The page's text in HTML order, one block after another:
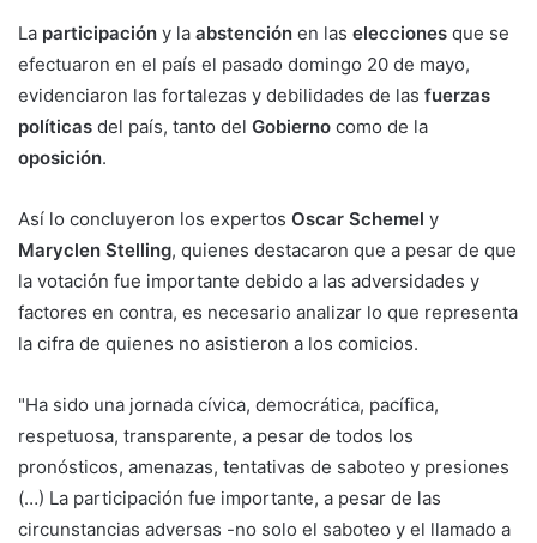
La participación y la abstención en las elecciones que se
efectuaron en el país el pasado domingo 20 de mayo,
evidenciaron las fortalezas y debilidades de las fuerzas
políticas del país, tanto del Gobierno como de la
oposición.
Así lo concluyeron los expertos Oscar Schemel y
Maryclen Stelling, quienes destacaron que a pesar de que
la votación fue importante debido a las adversidades y
factores en contra, es necesario analizar lo que representa
la cifra de quienes no asistieron a los comicios.
"Ha sido una jornada cívica, democrática, pacífica,
respetuosa, transparente, a pesar de todos los
pronósticos, amenazas, tentativas de saboteo y presiones
(…) La participación fue importante, a pesar de las
circunstancias adversas -no solo el saboteo y el llamado a